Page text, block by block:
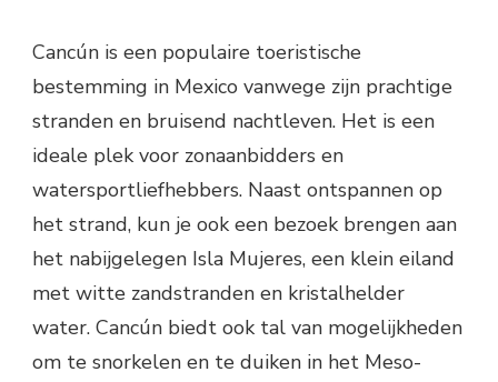
Cancún is een populaire toeristische
bestemming in Mexico vanwege zijn prachtige
stranden en bruisend nachtleven. Het is een
ideale plek voor zonaanbidders en
watersportliefhebbers. Naast ontspannen op
het strand, kun je ook een bezoek brengen aan
het nabijgelegen Isla Mujeres, een klein eiland
met witte zandstranden en kristalhelder
water. Cancún biedt ook tal van mogelijkheden
om te snorkelen en te duiken in het Meso-